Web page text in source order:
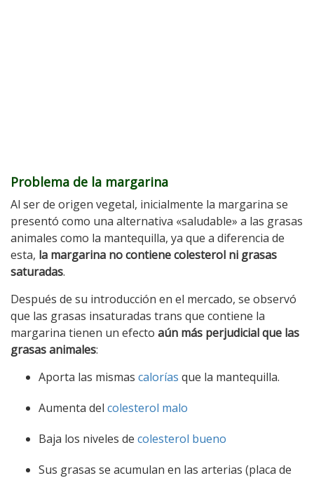
Problema de la margarina
Al ser de origen vegetal, inicialmente la margarina se
presentó como una alternativa «saludable» a las grasas
animales como la mantequilla, ya que a diferencia de
esta, la margarina no contiene colesterol ni grasas
saturadas.
Después de su introducción en el mercado, se observó
que las grasas insaturadas trans que contiene la
margarina tienen un efecto aún más perjudicial que las
grasas animales:
Aporta las mismas calorías que la mantequilla.
Aumenta del colesterol malo
Baja los niveles de colesterol bueno
Sus grasas se acumulan en las arterias (placa de